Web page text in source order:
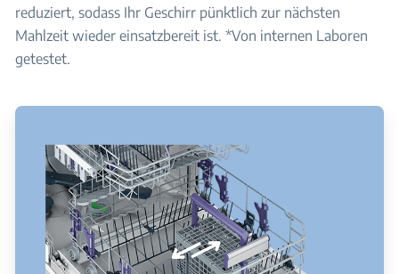
reduziert, sodass Ihr Geschirr pünktlich zur nächsten
Mahlzeit wieder einsatzbereit ist. *Von internen Laboren
getestet.